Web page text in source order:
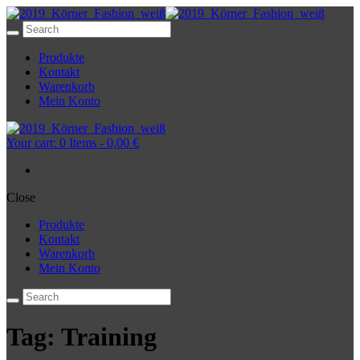
Produkte
Kontakt
Warenkorb
Mein Konto
Your cart: 0 Items - 0,00 €
Close
Produkte
Kontakt
Warenkorb
Mein Konto
Tag: Training